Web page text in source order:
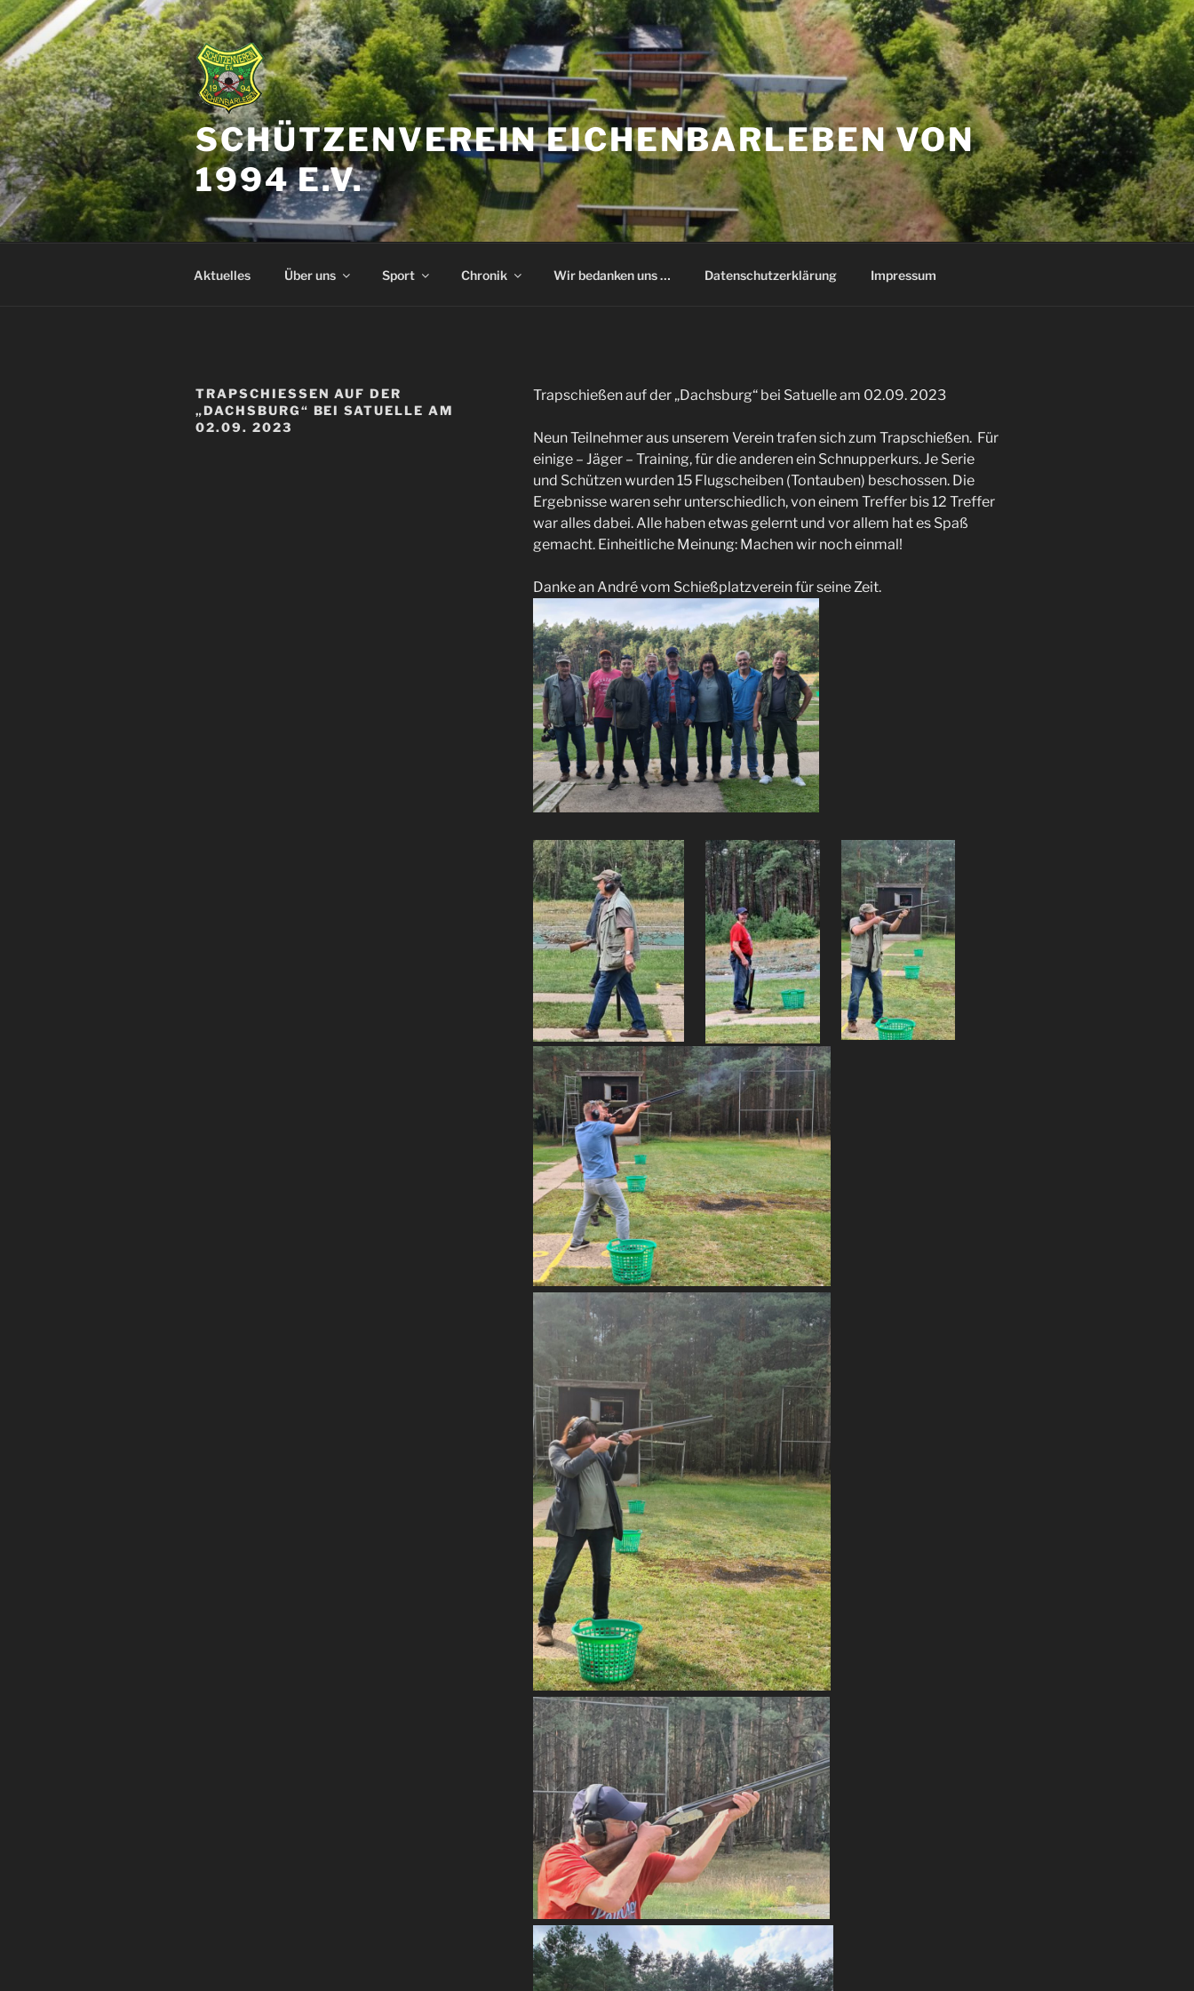
Zum
Inhalt
springen
SCHÜTZENVEREIN EICHENBARLEBEN VON
1994 E.V.
Aktuelles Über uns Sport Chronik Wir bedanken uns … Datenschutzerklärung Impressum
TRAPSCHIESSEN AUF DER „
DACHSBURG“ BEI SATUELLE AM 0
2.09. 2023
Trapschießen auf der „Dachsburg“ bei Satuelle am 02.09. 2023
Neun Teilnehmer aus unserem Verein trafen sich zum Trapschießen. Für
einige – Jäger – Training, für die anderen ein Schnupperkurs. Je Serie
und Schützen wurden 15 Flugscheiben (Tontauben) beschossen. Die
Ergebnisse waren sehr unterschiedlich, von einem Treffer bis 12 Treffer
war alles dabei. Alle haben etwas gelernt und vor allem hat es Spaß
gemacht. Einheitliche Meinung: Machen wir noch einmal!
Danke an André vom Schießplatzverein für seine Zeit.